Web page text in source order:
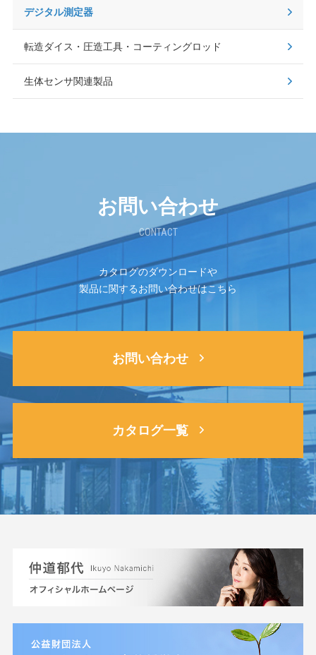
デジタル測定器
転造ダイス・圧造工具・コーティングロッド
生体センサ関連製品
お問い合わせ
CONTACT
カタログのダウンロードや
製品に関するお問い合わせはこちら
お問い合わせ
カタログ一覧